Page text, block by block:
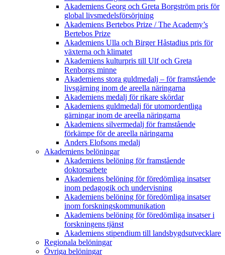
Akademiens Georg och Greta Borgström pris för
global livsmedelsförsörjning
Akademiens Bertebos Prize / The Academy’s
Bertebos Prize
Akademiens Ulla och Birger Håstadius pris för
växterna och klimatet
Akademiens kulturpris till Ulf och Greta
Renborgs minne
Akademiens stora guldmedalj – för framstående
livsgärning inom de areella näringarna
Akademiens medalj för rikare skördar
Akademiens guldmedalj för utomordentliga
gärningar inom de areella näringarna
Akademiens silvermedalj för framstående
förkämpe för de areella näringarna
Anders Elofsons medalj
Akademiens belöningar
Akademiens belöning för framstående
doktorsarbete
Akademiens belöning för föredömliga insatser
inom pedagogik och undervisning
Akademiens belöning för föredömliga insatser
inom forskningskommunikation
Akademiens belöning för föredömliga insatser i
forskningens tjänst
Akademiens stipendium till landsbygdsutvecklare
Regionala belöningar
Övriga belöningar